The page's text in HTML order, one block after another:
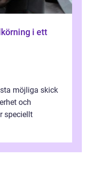
möjliga skick
och
speciellt